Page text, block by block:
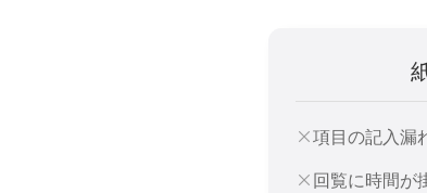
項目の記入漏
回覧に時間が